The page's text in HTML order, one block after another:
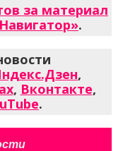
за материал
.
,
, Вконтакте,
.